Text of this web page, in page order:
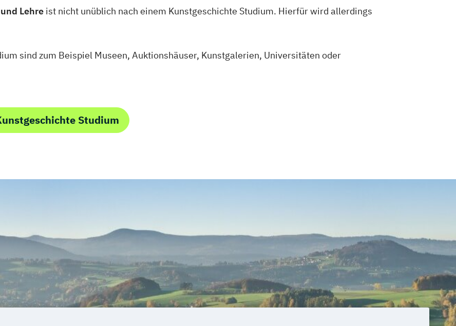
Lehre ist nicht unüblich nach einem Kunstgeschichte Studium. Hierfür wird allerdings
sind zum Beispiel Museen, Auktionshäuser, Kunstgalerien, Universitäten oder
Studium